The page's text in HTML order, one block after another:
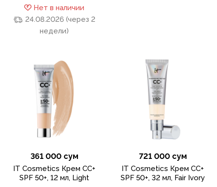
Нет в наличии
24.08.2026 (через 2
недели)
361 000 сум
IT Cosmetics Крем CC+
SPF 50+, 12 мл, Light
721 000 сум
IT Cosmetics Крем CC+
SPF 50+, 32 мл, Fair Ivory